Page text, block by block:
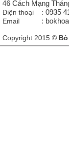
46 Cách Mạng
Điện thoại
: 0935
Email
:
Copyright 2015 ©